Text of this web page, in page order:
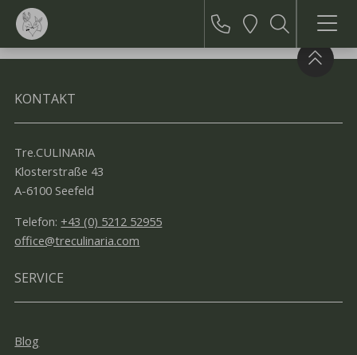
+43
(0)
LageSuchen Menü
KONTAKT
Tre.CULINARIA
Klosterstraße 43
A-6100 Seefeld
Telefon: +43 (0) 5212 52955
office@treculinaria.com
SERVICE
Blog